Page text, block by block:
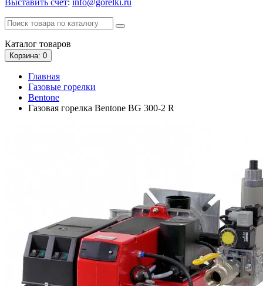
Выставить счет: info@gorelki.ru
Каталог товаров
Корзина: 0
Главная
Газовые горелки
Bentone
Газовая горелка Bentone BG 300-2 R